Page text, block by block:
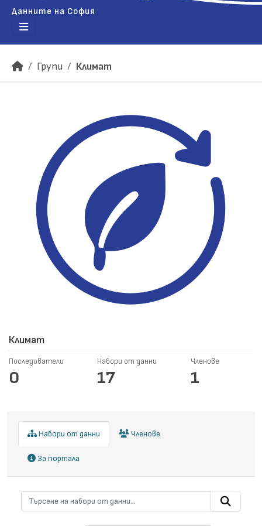
Данните на София
Групи Климат
Климат
Последователи
0
Набори от данни
17
Членове
1
Набори от данни Членове
За портала